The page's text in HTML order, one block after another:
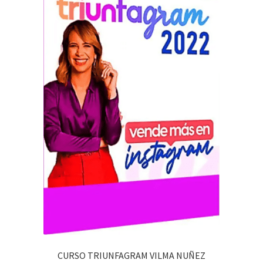
CURSO TRIUNFAGRAM VILMA NUÑEZ